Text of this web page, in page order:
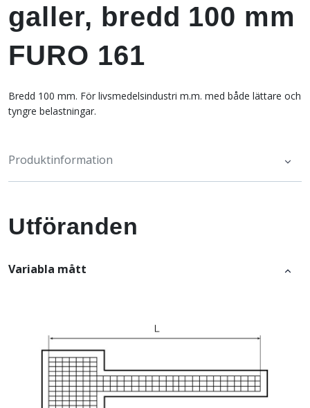
galler, bredd 100 mm
FURO 161
Bredd 100 mm. För livsmedelsindustri m.m. med både lättare och
tyngre belastningar.
Produktinformation
Utföranden
Variabla mått